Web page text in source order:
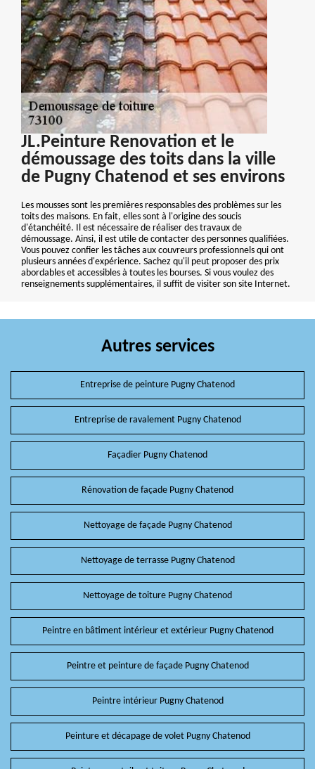
JL.Peinture Renovation et le
démoussage des toits dans la ville
de Pugny Chatenod et ses environs
Les mousses sont les premières responsables des problèmes sur les
toits des maisons. En fait, elles sont à l'origine des soucis
d'étanchéité. Il est nécessaire de réaliser des travaux de
démoussage. Ainsi, il est utile de contacter des personnes qualifiées.
Vous pouvez confier les tâches aux couvreurs professionnels qui ont
plusieurs années d'expérience. Sachez qu'il peut proposer des prix
abordables et accessibles à toutes les bourses. Si vous voulez des
renseignements supplémentaires, il suffit de visiter son site Internet.
Autres services
Entreprise de peinture Pugny Chatenod
Entreprise de ravalement Pugny Chatenod
Façadier Pugny Chatenod
Rénovation de façade Pugny Chatenod
Nettoyage de façade Pugny Chatenod
Nettoyage de terrasse Pugny Chatenod
Nettoyage de toiture Pugny Chatenod
Peintre en bâtiment intérieur et extérieur Pugny Chatenod
Peintre et peinture de façade Pugny Chatenod
Peintre intérieur Pugny Chatenod
Peinture et décapage de volet Pugny Chatenod